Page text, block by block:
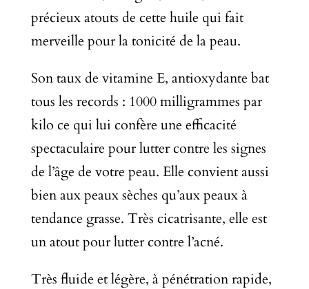
précieux atouts de cette huile qui fait
merveille pour la tonicité de la peau.
Son taux de vitamine E, antioxydante bat
tous les records : 1000 milligrammes par
kilo ce qui lui confère une efficacité
spectaculaire pour lutter contre les signes
de l’âge de votre peau. Elle convient aussi
bien aux peaux sèches qu’aux peaux à
tendance grasse. Très cicatrisante, elle est
un atout pour lutter contre l’acné.
Très fluide et légère, à pénétration rapide,